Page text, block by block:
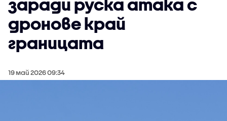
заради руска атака с
дронове край
границата
19 май 2026 09:34